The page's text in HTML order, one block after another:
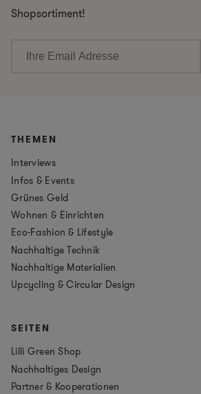
Shopsortiment!
THEMEN
Interviews
Infos & Events
Grünes Geld
Wohnen & Einrichten
Eco-Fashion & Lifestyle
Nachhaltige Technik
Nachhaltige Materialien
Upcycling & Circular Design
SEITEN
Lilli Green Shop
Nachhaltiges Design
Partner & Kooperationen